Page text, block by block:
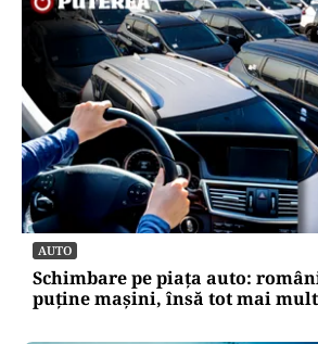
SĂNĂTATE
Cât costă să-ți salvezi câinele
România